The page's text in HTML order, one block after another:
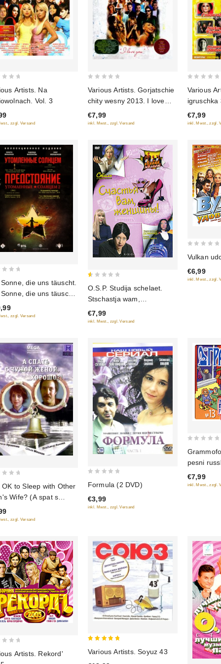
Artists. Na
Vol. 3
zzgl. Versand
of
5
Various Artists. Gorjatschie
chity wesny 2013. I love
you
€7,99
inkl. Mwst., zzgl. Versand
of
5
Various
igruschka
€7,99
inkl. Mwst., zzgl.
die uns täuscht.
die uns täuscht
solnzem.
solnzem 2:
zzgl. Versand
of
5
O.S.P. Studija schelaet.
Stschastja wam,
schenschtschiny!
(RUSCICO)
€7,99
inkl. Mwst., zzgl. Versand
of
5
Vulkan
€6,99
inkl. Mwst., zzgl.
OK to Sleep with Other
Wife? (A spat s
zhenoy horosho?!)
zzgl. Versand
of
5
Formula (2 DVD)
€3,99
inkl. Mwst., zzgl. Versand
of
5
pesni
€7,99
inkl. Mwst., zzgl.
Artists. Rekord'
Various Artists. Soyuz 43